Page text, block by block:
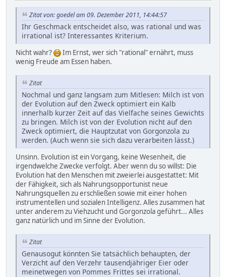
Zitat von: goedel am 09. Dezember 2011, 14:44:57
Ihr Geschmack entscheidet also, was rational und was
irrational ist? Interessantes Kriterium.
Nicht wahr?
Im Ernst, wer sich "rational" ernährt, muss
wenig Freude am Essen haben.
Zitat
Nochmal und ganz langsam zum Mitlesen: Milch ist von
der Evolution auf den Zweck optimiert ein Kalb
innerhalb kurzer Zeit auf das Vielfache seines Gewichts
zu bringen. Milch ist von der Evolution nicht auf den
Zweck optimiert, die Hauptzutat von Gorgonzola zu
werden. (Auch wenn sie sich dazu verarbeiten lässt.)
Unsinn. Evolution ist ein Vorgang, keine Wesenheit, die
irgendwelche Zwecke verfolgt. Aber wenn du so willst: Die
Evolution hat den Menschen mit zweierlei ausgestattet: Mit
der Fähigkeit, sich als Nahrungsopportunist neue
Nahrungsquellen zu erschließen sowie mit einer hohen
instrumentellen und sozialen Intelligenz. Alles zusammen hat
unter anderem zu Viehzucht und Gorgonzola geführt... Alles
ganz natürlich und im Sinne der Evolution.
Zitat
Genausogut könnten Sie tatsächlich behaupten, der
Verzicht auf den Verzehr tausendjähriger Eier oder
meinetwegen von Pommes Frittes sei irrational.